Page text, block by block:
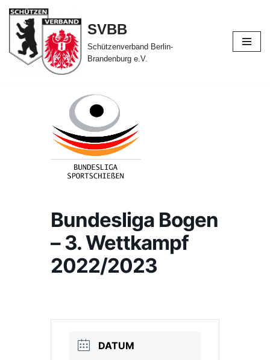
Zum
Inhalt
springen
SVBB
Schützenverband Berlin-
Brandenburg e.V.
Bundesliga Bogen
– 3. Wettkampf
2022/2023
DATUM